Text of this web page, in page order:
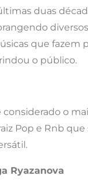
duas
que fazem
o público.
considerado o
Pop e Rnb que
Ryazanova